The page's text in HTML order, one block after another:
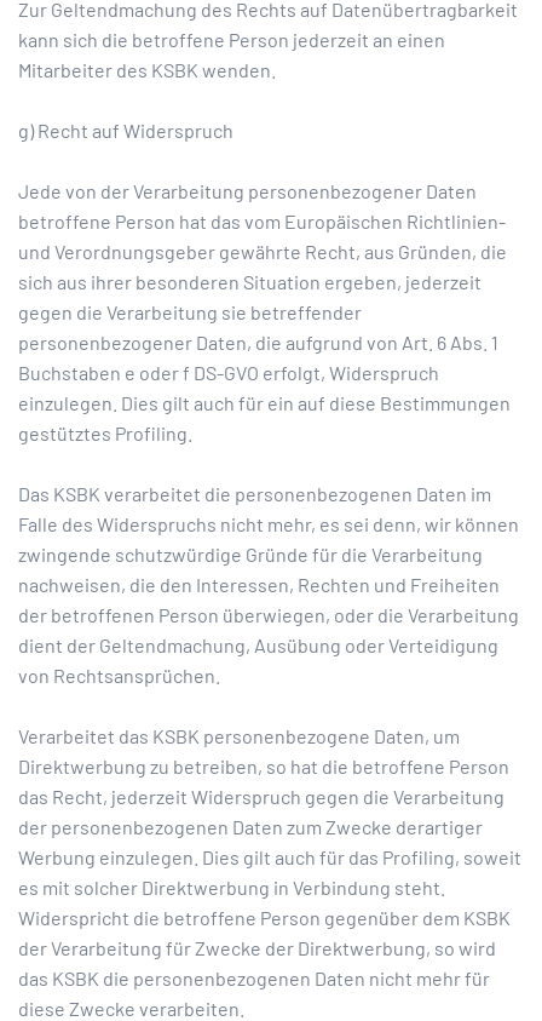
Zur Geltendmachung des Rechts auf Datenübertragbarkeit
kann sich die betroffene Person jederzeit an einen
Mitarbeiter des KSBK wenden.
g) Recht auf Widerspruch
Jede von der Verarbeitung personenbezogener Daten
betroffene Person hat das vom Europäischen Richtlinien-
und Verordnungsgeber gewährte Recht, aus Gründen, die
sich aus ihrer besonderen Situation ergeben, jederzeit
gegen die Verarbeitung sie betreffender
personenbezogener Daten, die aufgrund von Art. 6 Abs. 1
Buchstaben e oder f DS-GVO erfolgt, Widerspruch
einzulegen. Dies gilt auch für ein auf diese Bestimmungen
gestütztes Profiling.
Das KSBK verarbeitet die personenbezogenen Daten im
Falle des Widerspruchs nicht mehr, es sei denn, wir können
zwingende schutzwürdige Gründe für die Verarbeitung
nachweisen, die den Interessen, Rechten und Freiheiten
der betroffenen Person überwiegen, oder die Verarbeitung
dient der Geltendmachung, Ausübung oder Verteidigung
von Rechtsansprüchen.
Verarbeitet das KSBK personenbezogene Daten, um
Direktwerbung zu betreiben, so hat die betroffene Person
das Recht, jederzeit Widerspruch gegen die Verarbeitung
der personenbezogenen Daten zum Zwecke derartiger
Werbung einzulegen. Dies gilt auch für das Profiling, soweit
es mit solcher Direktwerbung in Verbindung steht.
Widerspricht die betroffene Person gegenüber dem KSBK
der Verarbeitung für Zwecke der Direktwerbung, so wird
das KSBK die personenbezogenen Daten nicht mehr für
diese Zwecke verarbeiten.